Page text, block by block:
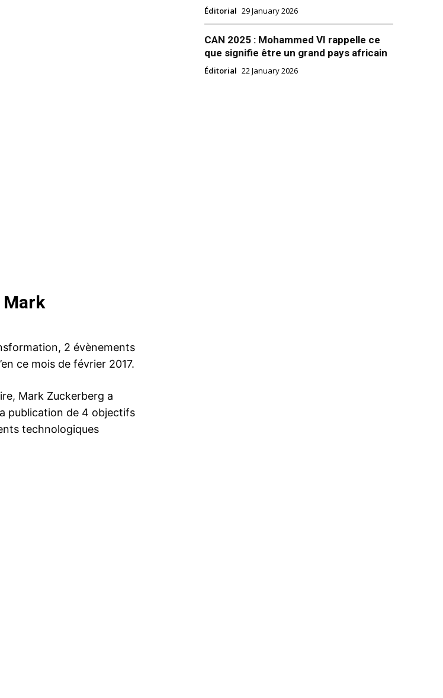
emblématique qu’il forme avec Igor, est
mort mardi 28 décembre à Paris, à l’âge de
72 ans. « Entouré de l’amour de sa famille
et des siens, Grichka Bogdanoff s’est éteint
paisiblement pour rejoindre ses étoiles », a
écrit sa famille dans un communiqué
Mark
2 évènements
ce mois de février 2017.
Mark Zuckerberg a
publication de 4 objectifs
technologiques
Éditorial 29 January 2026
CAN 2025 : Mohammed VI rappelle ce
que signifie être un grand pays africain
Éditorial 22 January 2026